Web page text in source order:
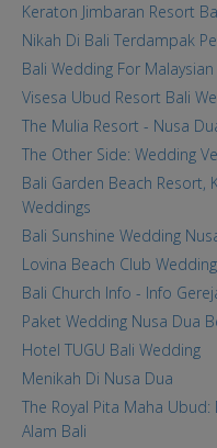
Keraton Jimbaran Resort
Nikah Di Bali Terdampak
Bali Wedding For Malaysian
Visesa Ubud Resort Bali
The Mulia Resort - Nusa
The Other Side: Wedding
Bali Garden Beach Resort,
Weddings
Bali Sunshine Wedding
Lovina Beach Club Wedding
Bali Church Info - Info
Paket Wedding Nusa Dua
Hotel TUGU Bali Wedding
Menikah Di Nusa Dua
The Royal Pita Maha
Alam Bali